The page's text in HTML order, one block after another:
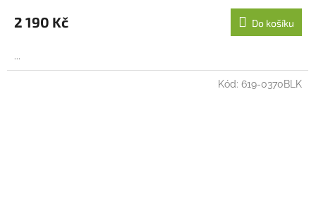
2 190 Kč Do košíku
...
Kód: 619-0370BLK